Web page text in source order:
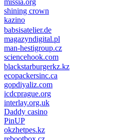
missia.org
shining crown
kazino
casino lemon
pinco giriş
babsisatelier.de
magazyndigital.pl
man-hestigroup.cz
sciencehook.com
олимп казино
blackstarburgerkz.kz
ecopackersinc.ca
gopdiyaliz.com
icdcprague.org
interlay.org.uk
Daddy casino
PinUP
okzhetpes.kz